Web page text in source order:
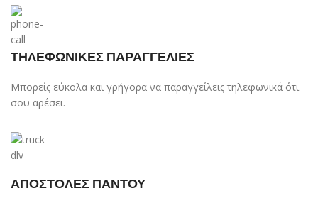
ΤΗΛΕΦΩΝΙΚΕΣ ΠΑΡΑΓΓΕΛΙΕΣ
Μπορείς εύκολα και γρήγορα να παραγγείλεις τηλεφωνικά ότι
σου αρέσει.
ΑΠΟΣΤΟΛΕΣ ΠΑΝΤΟΥ